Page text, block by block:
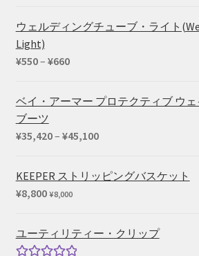
価
し
の
で
ウェルディングチューブ・ライト
Light)
¥550– ¥660価
¥660
ベイ・アーマー プロテクティブ ウ
ブーツ
¥35,420– ¥45,100価
帯:
KEEPER ストリッピングバスケット
¥8,800 ¥8,000
ユーティリティー・クリップ